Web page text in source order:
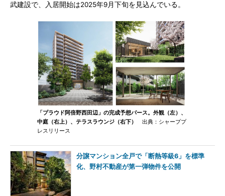
武建設で、入居開始は2025年9月下旬を見込んでいる。
「プラウド阿倍野西田辺」の完成予想パース。外観（左）、
中庭（右上）、テラスラウンジ（右下）
出典：シャーププ
レスリリース
分譲マンション全戸で「断熱等級6」を標準
化、野村不動産が第一弾物件を公開